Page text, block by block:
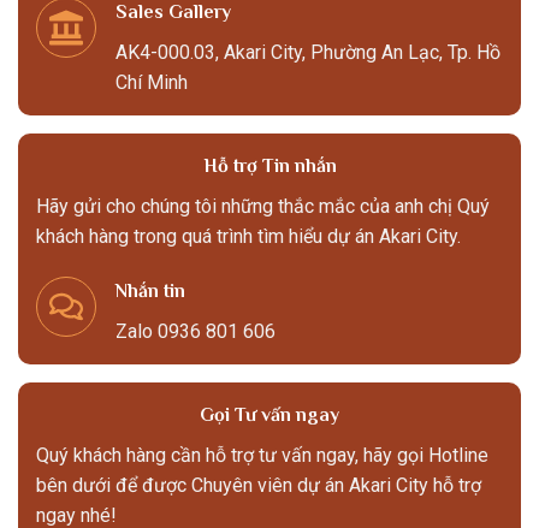
Sales Gallery
AK4-000.03, Akari City, Phường An Lạc, Tp. Hồ
Chí Minh
Hỗ trợ Tin nhắn
Hãy gửi cho chúng tôi những thắc mắc của anh chị Quý
khách hàng trong quá trình tìm hiểu dự án Akari City.
Nhắn tin
Zalo 0936 801 606
Gọi Tư vấn ngay
Quý khách hàng cần hỗ trợ tư vấn ngay, hãy gọi Hotline
bên dưới để được Chuyên viên dự án Akari City hỗ trợ
ngay nhé!